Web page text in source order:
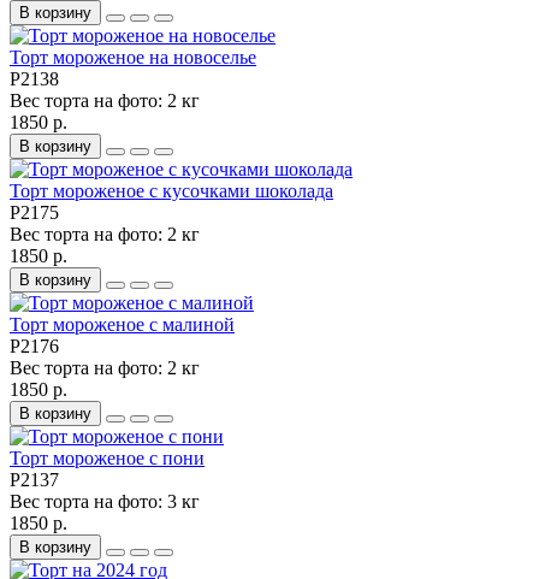
В корзину
Торт мороженое на новоселье
P2138
Вес торта на фото: 2 кг
1850 р.
В корзину
Торт мороженое с кусочками шоколада
P2175
Вес торта на фото: 2 кг
1850 р.
В корзину
Торт мороженое с малиной
P2176
Вес торта на фото: 2 кг
1850 р.
В корзину
Торт мороженое с пони
P2137
Вес торта на фото: 3 кг
1850 р.
В корзину